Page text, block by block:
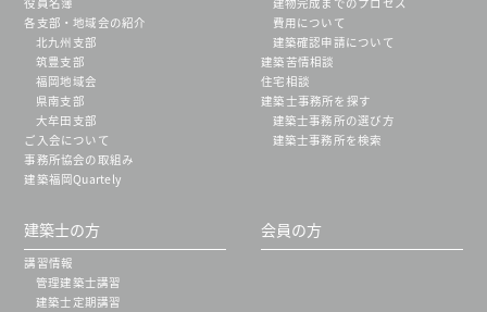
各支部・地域会の紹介
北九州支部
筑豊支部
福岡地域会
県南支部
大牟田支部
ご入会について
事務所協会の取組み
建築福岡Quartely
費用について
建築確認申請について
建築苦情相談
住宅相談
建築士事務所を探す
建築士事務所の選び方
建築士事務所を検索
建築士の方
講習情報
管理建築士講習
建築士定期講習
会員の方